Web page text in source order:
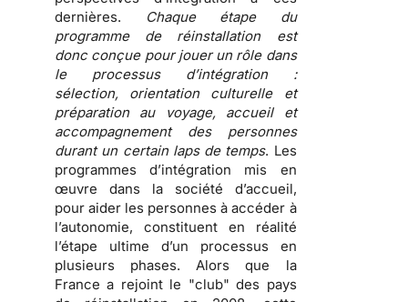
dernières.
Chaque étape du
programme de réinstallation est
donc conçue pour jouer un rôle dans
le processus d’intégration :
sélection, orientation culturelle et
préparation au voyage, accueil et
accompagnement des personnes
durant un certain laps de temps. Les
programmes d’intégration mis en
œuvre dans la société d’accueil,
pour aider les personnes à accéder à
l’autonomie, constituent en réalité
l’étape ultime d’un processus en
plusieurs phases. Alors que la
France a rejoint le "club" des pays